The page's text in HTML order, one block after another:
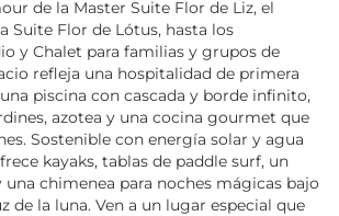
de la Master Suite Flor de Liz, el
Suite Flor de Lótus, hasta los
y Chalet para familias y grupos de
refleja una hospitalidad de primera
piscina con cascada y borde infinito,
azotea y una cocina gourmet que
Sostenible con energía solar y agua
kayaks, tablas de paddle surf, un
chimenea para noches mágicas bajo
de la luna. Ven a un lugar especial que